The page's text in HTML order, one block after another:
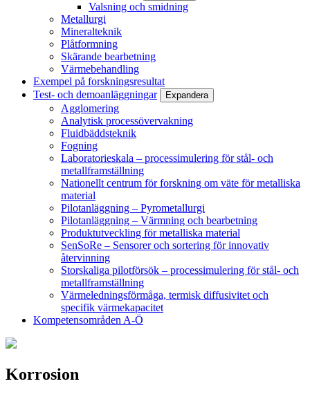
Valsning och smidning
Metallurgi
Mineralteknik
Plåtformning
Skärande bearbetning
Värmebehandling
Exempel på forskningsresultat
Test- och demoanläggningar
Expandera
Agglomering
Analytisk processövervakning
Fluidbäddsteknik
Fogning
Laboratorieskala – processimulering för stål- och
metallframställning
Nationellt centrum för forskning om väte för metalliska
material
Pilotanläggning – Pyrometallurgi
Pilotanläggning – Värmning och bearbetning
Produktutveckling för metalliska material
SenSoRe – Sensorer och sortering för innovativ
återvinning
Storskaliga pilotförsök – processimulering för stål- och
metallframställning
Värmeledningsförmåga, termisk diffusivitet och
specifik värmekapacitet
Kompetensområden A-Ö
Korrosion